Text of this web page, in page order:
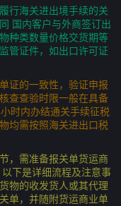
行海关进出境手续的关
国内客户与外商签订出
种类数量价格交货期等
管证件，如出口许可证
证的一致性，验证申报
查查验时限一般在具备
时内办结通关手续征税
均需按照海关进出口税
，需准备报关单货运商
下是详细流程及注意事
物的收发货人或其代理
单，并随附货运商业单